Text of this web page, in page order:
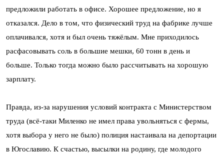
предложили работать в офисе. Хорошее предложение, но я
отказался. Дело в том, что физический труд на фабрике лучше
оплачивался, хотя и был очень тяжёлым. Мне приходилось
расфасовывать соль в большие мешки, 60 тонн в день и
больше. Только тогда можно было рассчитывать на хорошую
зарплату.
Правда, из-за нарушения условий контракта с Министерством
труда (всё-таки Миленко не имел права увольняться с фермы,
хотя выбора у него не было) полиция настаивала на депортации
в Югославию. К счастью, высылки на родину, где молодого